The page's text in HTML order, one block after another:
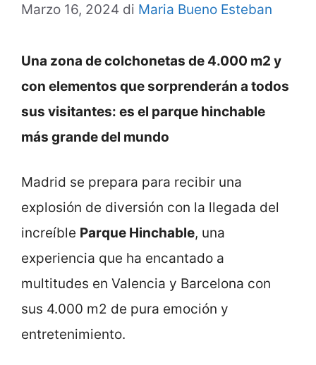
Marzo 16, 2024 di Maria Bueno Esteban
Una zona de colchonetas de 4.000 m2 y
con elementos que sorprenderán a todos
sus visitantes: es el parque hinchable
más grande del mundo
Madrid se prepara para recibir una
explosión de diversión con la llegada del
increíble Parque Hinchable, una
experiencia que ha encantado a
multitudes en Valencia y Barcelona con
sus 4.000 m2 de pura emoción y
entretenimiento.